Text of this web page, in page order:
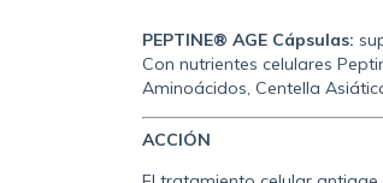
PEPTINE® AGE Cápsulas:
Con nutrientes celulares
Aminoácidos, Centella
ACCIÓN